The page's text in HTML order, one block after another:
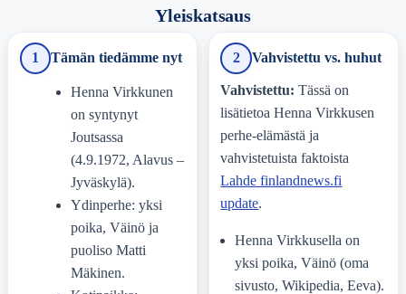
Yleiskatsaus
1 Tämän tiedämme nyt
Henna Virkkunen
on syntynyt
Joutsassa
(4.9.1972, Alavus –
Jyväskylä).
Ydinperhe: yksi
poika, Väinö ja
puoliso Matti
Mäkinen.
2 Vahvistettu vs. huhut
Vahvistettu: Tässä on
lisätietoa Henna Virkkusen
perhe-elämästä ja
vahvistetuista faktoista
Lahde finlandnews.fi
update.
Henna Virkkusella on
yksi poika, Väinö (oma
sivusto, Wikipedia, Eeva).